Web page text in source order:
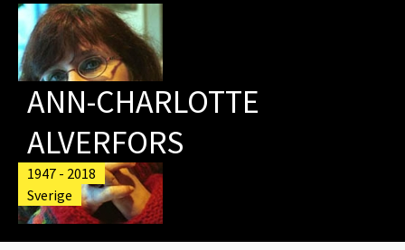
ANN-CHARLOTTE
ALVERFORS
1947 - 2018
Sverige